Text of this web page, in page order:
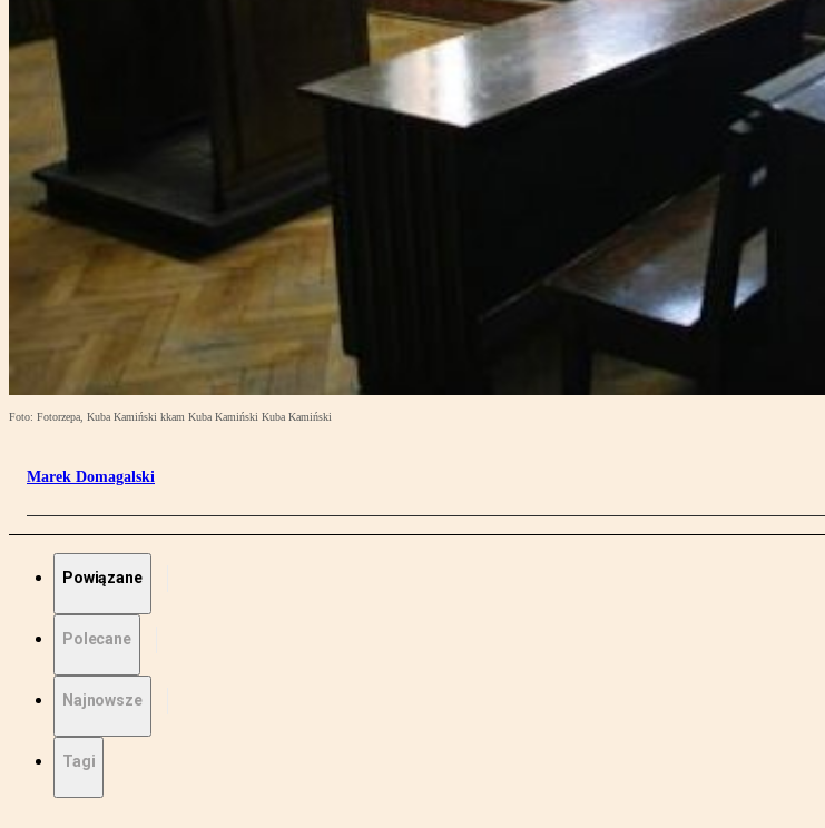
Foto: Fotorzepa, Kuba Kamiński kkam Kuba Kamiński Kuba Kamiński
Marek Domagalski
Powiązane
Polecane
Najnowsze
Tagi